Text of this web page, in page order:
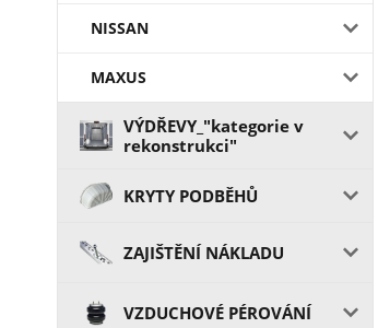
NISSAN
MAXUS
VÝDŘEVY_"kategorie v
rekonstrukci"
KRYTY PODBĚHŮ
ZAJIŠTĚNÍ NÁKLADU
VZDUCHOVÉ PÉROVÁNÍ